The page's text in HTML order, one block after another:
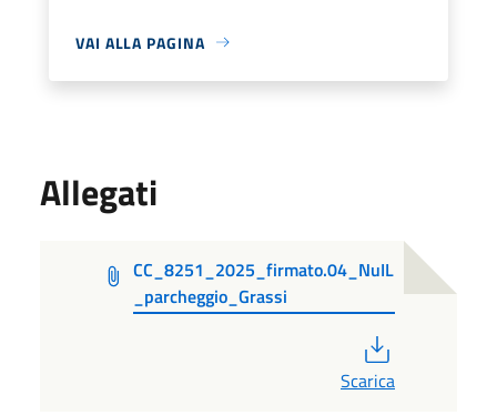
VAI ALLA PAGINA
Allegati
CC_8251_2025_firmato.04_NuIL
_parcheggio_Grassi
Scarica